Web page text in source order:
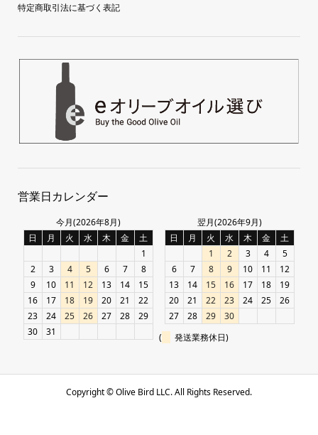
特定商取引法に基づく表記
営業日カレンダー
今月(2026年8月)
日
月 火 水 木 金
土
1
2
3 4 5 6 7
8
9
10 11 12 13 14
15
16
17 18 19 20 21
22
23
24 25 26 27 28
29
30
31
翌月(2026年9月)
日
月 火 水 木 金
土
1
2 3 4
5
6
7 8 9 10 11
12
13
14 15 16 17 18
19
20
21 22 23 24 25
26
27
28 29
30
(
発送業務休日)
Copyright ©Olive Bird LLC. All Rights Reserved.